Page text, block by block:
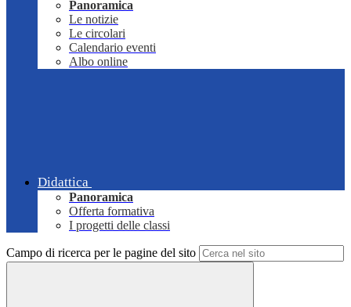
Panoramica
Le notizie
Le circolari
Calendario eventi
Albo online
Didattica
Panoramica
Offerta formativa
I progetti delle classi
Campo di ricerca per le pagine del sito